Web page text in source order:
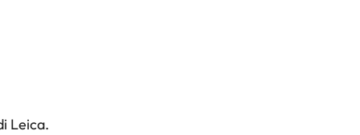
Leica.